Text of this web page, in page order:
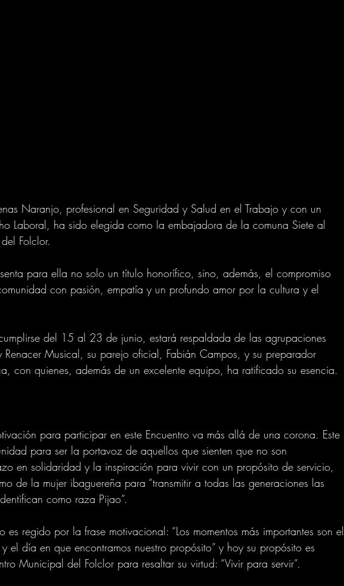
Naranjo, profesional en Seguridad y Salud en el Trabajo y con un
Laboral, ha sido elegida como la embajadora de la comuna Siete al
Folclor.
para ella no solo un título honorífico, sino, además, el compromiso
con pasión, empatía y un profundo amor por la cultura y el
del 15 al 23 de junio, estará respaldada de las agrupaciones
Renacer Musical, su parejo oficial, Fabián Campos, y su preparador
con quienes, además de un excelente equipo, ha ratificado su esencia.
para participar en este Encuentro va más allá de una corona. Este
para ser la portavoz de aquellos que sienten que no son
en solidaridad y la inspiración para vivir con un propósito de servicio,
de la mujer ibaguereña para “transmitir a todas las generaciones las
como raza Pijao”.
es regido por la frase motivacional: “Los momentos más importantes son el
el día en que encontramos nuestro propósito” y hoy su propósito es
Municipal del Folclor para resaltar su virtud: “Vivir para servir”.